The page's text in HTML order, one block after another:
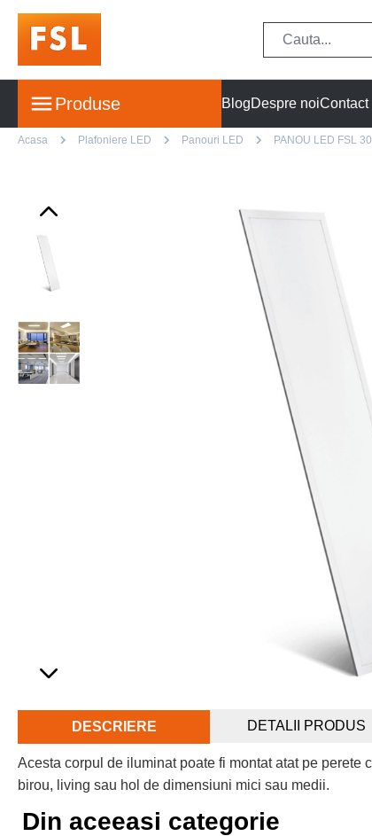
Produse BlogDespre noiContact
Acasa Plafoniere LED Panouri LED PANOU LED FSL
DESCRIERE DETALII PRODUS
Acesta corpul de iluminat poate fi montat atat pe
birou, living sau hol de dimensiuni mici sau medii.
Din aceeasi categorie